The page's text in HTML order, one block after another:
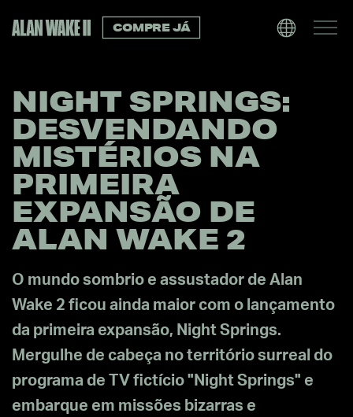
COMPRE JÁ
NIGHT SPRINGS:
DESVENDANDO
MISTÉRIOS NA
PRIMEIRA
EXPANSÃO DE
ALAN WAKE 2
O mundo sombrio e assustador de Alan
Wake 2 ficou ainda maior com o lançamento
da primeira expansão, Night Springs.
Mergulhe de cabeça no território surreal do
programa de TV fictício "Night Springs" e
embarque em missões bizarras e